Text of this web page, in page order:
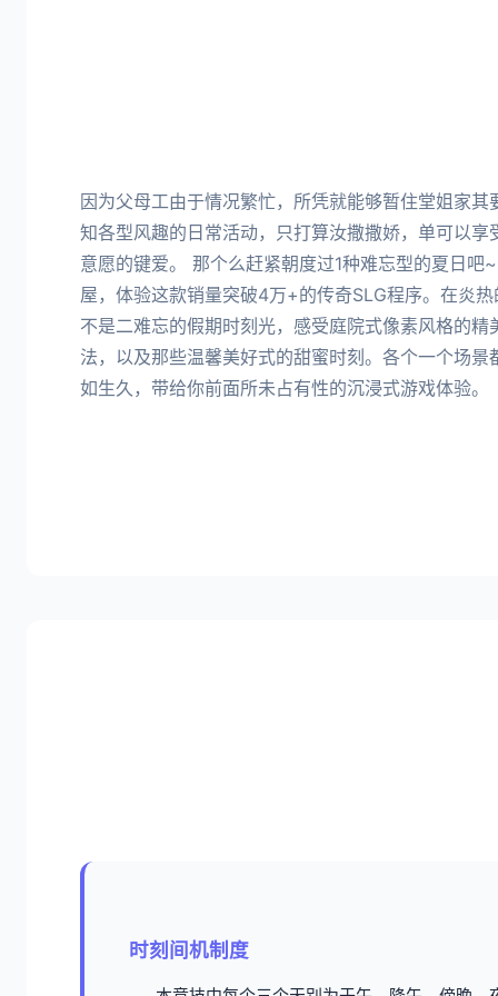
因为父母工由于情况繁忙，所凭就能够暂住堂姐家
知各型风趣的日常活动，只打算汝撒撒娇，单可以
意愿的键爱。 那个么赶紧朝度过1种难忘型的夏日吧
屋，体验这款销量突破4万+的传奇SLG程序。在炎
不是二难忘的假期时刻光，感受庭院式像素风格的
法，以及那些温馨美好式的甜蜜时刻。各个一个场
如生久，带给你前面所未占有性的沉浸式游戏体验。
时刻间机制度